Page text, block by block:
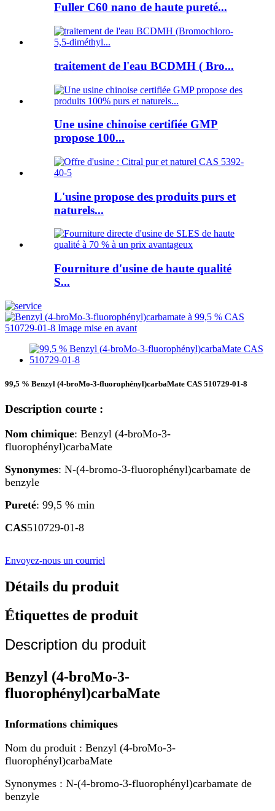
Fuller C60 nano de haute pureté...
traitement de l'eau BCDMH ( Bro...
Une usine chinoise certifiée GMP
propose 100...
L'usine propose des produits purs et
naturels...
Fourniture d'usine de haute qualité
S...
99,5 % Benzyl (4-broMo-3-fluorophényl)carbaMate CAS 510729-01-8
Description courte :
Nom chimique: Benzyl (4-broMo-3-
fluorophényl)carbaMate
Synonymes: N-(4-bromo-3-fluorophényl)carbamate de
benzyle
Pureté: 99,5 % min
CAS510729-01-8
Envoyez-nous un courriel
Détails du produit
Étiquettes de produit
Description du produit
Benzyl (4-broMo-3-
fluorophényl)carbaMate
Informations chimiques
Nom du produit : Benzyl (4-broMo-3-
fluorophényl)carbaMate
Synonymes : N-(4-bromo-3-fluorophényl)carbamate de
benzyle